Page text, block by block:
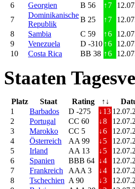
6
Georgien B 56 ↑ 7
7
Dominikanische
Republik
B 25 ↑ 7
8
Sambia C 59 ↑6
9
Venezuela D -310 ↑6
10
Costa Rica BB 38 ↑6
Staaten
Platz Staat Rating ↑↓
1
Barbados D -275 ↓ 13
2
Portugal CC 60 ↓8
3
Marokko CC 5 ↓6
4
Österreich AA 99 ↓ 5
5
Irland AA 13 ↓ 5
6
Spanien BBB 64 ↓4
7
Frankreich AAA 3 ↓4
8
Tschechien A 90 ↓3